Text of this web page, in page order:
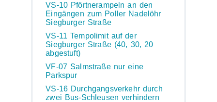
VS-10 Pförtnerampeln an den
Eingängen zum Poller Nadelöhr
Siegburger Straße
VS-11 Tempolimit auf der
Siegburger Straße (40, 30, 20
abgestuft)
VF-07 Salmstraße nur eine
Parkspur
VS-16 Durchgangsverkehr durch
zwei Bus-Schleusen verhindern